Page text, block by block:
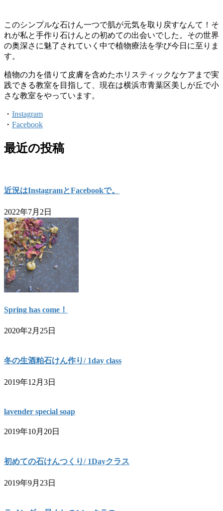
このシンプルな石けん一つで肌が元気を取り戻すなんて！そ
れが私と手作り石けんとの初めての出会いでした。その世界
の奥深さに魅了されていく中で植物療法を学び今日に至りま
す。
植物の力を借りて皮膚を含めたホリスティックなケアまで実
践できる教室を目指して、現在は横浜市青葉区美しが丘で小
さな教室をやっています。
・ Instagram
・ Facebook
最近の投稿
近況はInstagramとFacebookで。
2022年7月2日
Spring has come！
2020年2月25日
冬の生酒粕石けん作り/ 1day class
2019年12月3日
lavender special soap
2019年10月20日
初めての石けんつくり/ 1Dayクラス
2019年9月23日